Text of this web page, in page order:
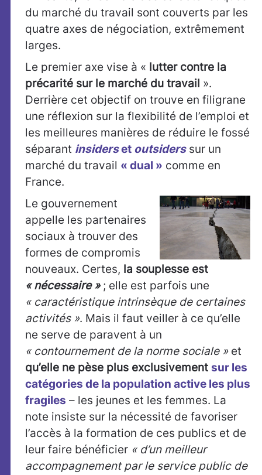
du marché du travail sont couverts par les
quatre axes de négociation, extrêmement
larges.
Le premier axe vise à « lutter contre la
précarité sur le marché du travail ».
Derrière cet objectif on trouve en filigrane
une réflexion sur la flexibilité de l’emploi et
les meilleures manières de réduire le fossé
séparant insiderset outsiderssur un
marché du travail « dual » comme en
France.
Le gouvernement
appelle les partenaires
sociaux à trouver des
formes de compromis
nouveaux. Certes, la souplesse est
« nécessaire »; elle est parfois une
« caractéristique intrinsèque de certaines
activités ». Mais il faut veiller à ce qu’elle
ne serve de paravent à un
« contournement de la norme sociale »et
qu’elle ne pèse plus exclusivement sur les
catégories de la population active les plus
fragiles – les jeunes et les femmes. La
note insiste sur la nécessité de favoriser
l’accès à la formation de ces publics et de
leur faire bénéficier « d’un meilleur
accompagnement par le service public de